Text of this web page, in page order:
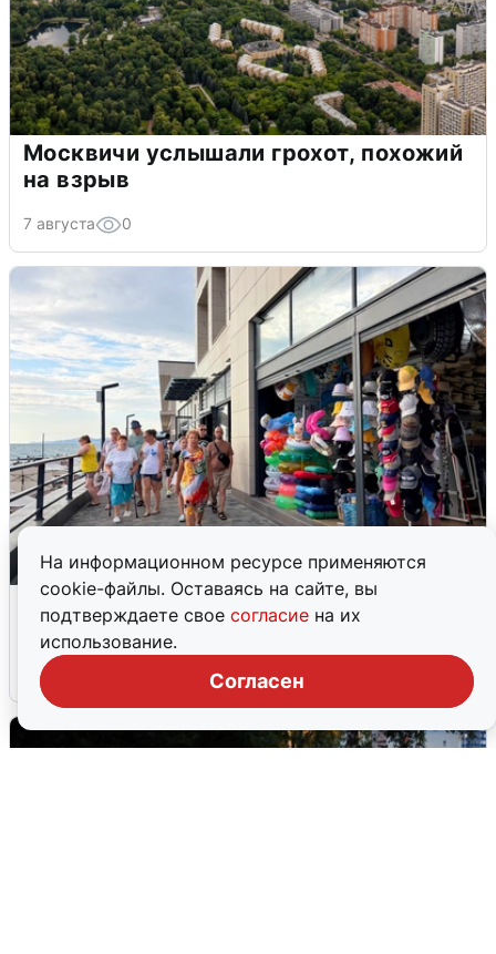
На информационном ресурсе применяются
cookie-файлы. Оставаясь на сайте, вы
подтверждаете свое согласие на их
использование.
Согласен
Москвичи услышали грохот, похожий
на взрыв
7 августа 0
В Сочи объявили угрозу атаки БПЛА и
закрыли пляжи
6 августа